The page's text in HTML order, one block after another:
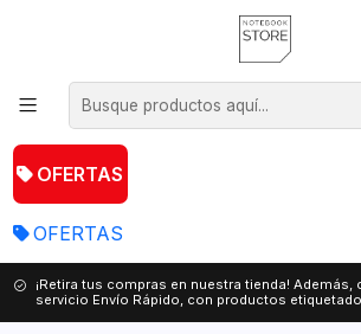
OFERTAS
OFERTAS
¡Retira tus compras en nuestra tienda!
servicio Envío Rápido, con productos